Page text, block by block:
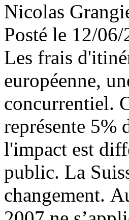
Nicolas
Posté le 12/06/
Les frais
européenne,
concurrentiel.
représente 5%
l'impact est
public. La
changement.